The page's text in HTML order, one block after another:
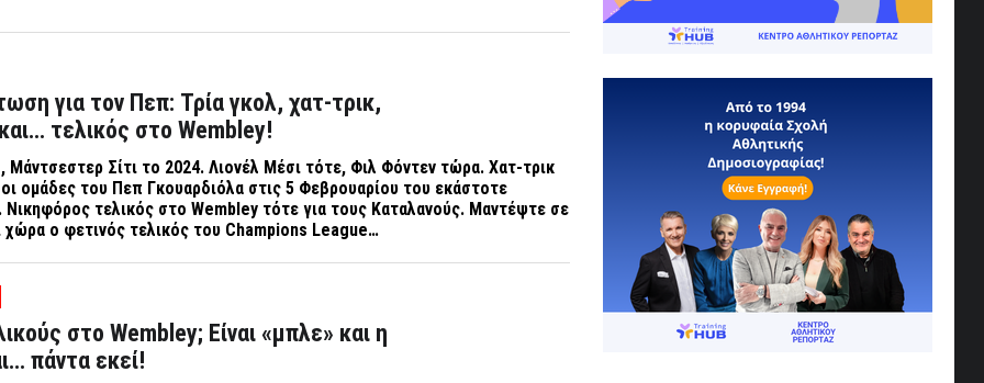
για τον Πεπ: Τρία γκολ, χατ-τρικ,
τελικός στο Wembley!
Σίτι το 2024. Λιονέλ Μέσι τότε, Φιλ Φόντεν τώρα. Χατ-τρικ
ομάδες του Πεπ Γκουαρδιόλα στις 5 Φεβρουαρίου του εκάστοτε
Νικηφόρος τελικός στο Wembley τότε για τους Καταλανούς. Μαντέψτε σε
ο φετινός τελικός του Champions League…
στο Wembley; Είναι «μπλε» και η
πάντα εκεί!